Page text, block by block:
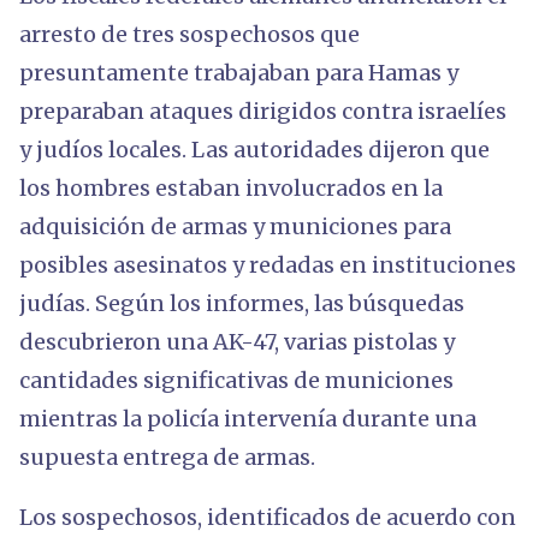
arresto de tres sospechosos que
presuntamente trabajaban para Hamas y
preparaban ataques dirigidos contra israelíes
y judíos locales. Las autoridades dijeron que
los hombres estaban involucrados en la
adquisición de armas y municiones para
posibles asesinatos y redadas en instituciones
judías. Según los informes, las búsquedas
descubrieron una AK-47, varias pistolas y
cantidades significativas de municiones
mientras la policía intervenía durante una
supuesta entrega de armas.
Los sospechosos, identificados de acuerdo con